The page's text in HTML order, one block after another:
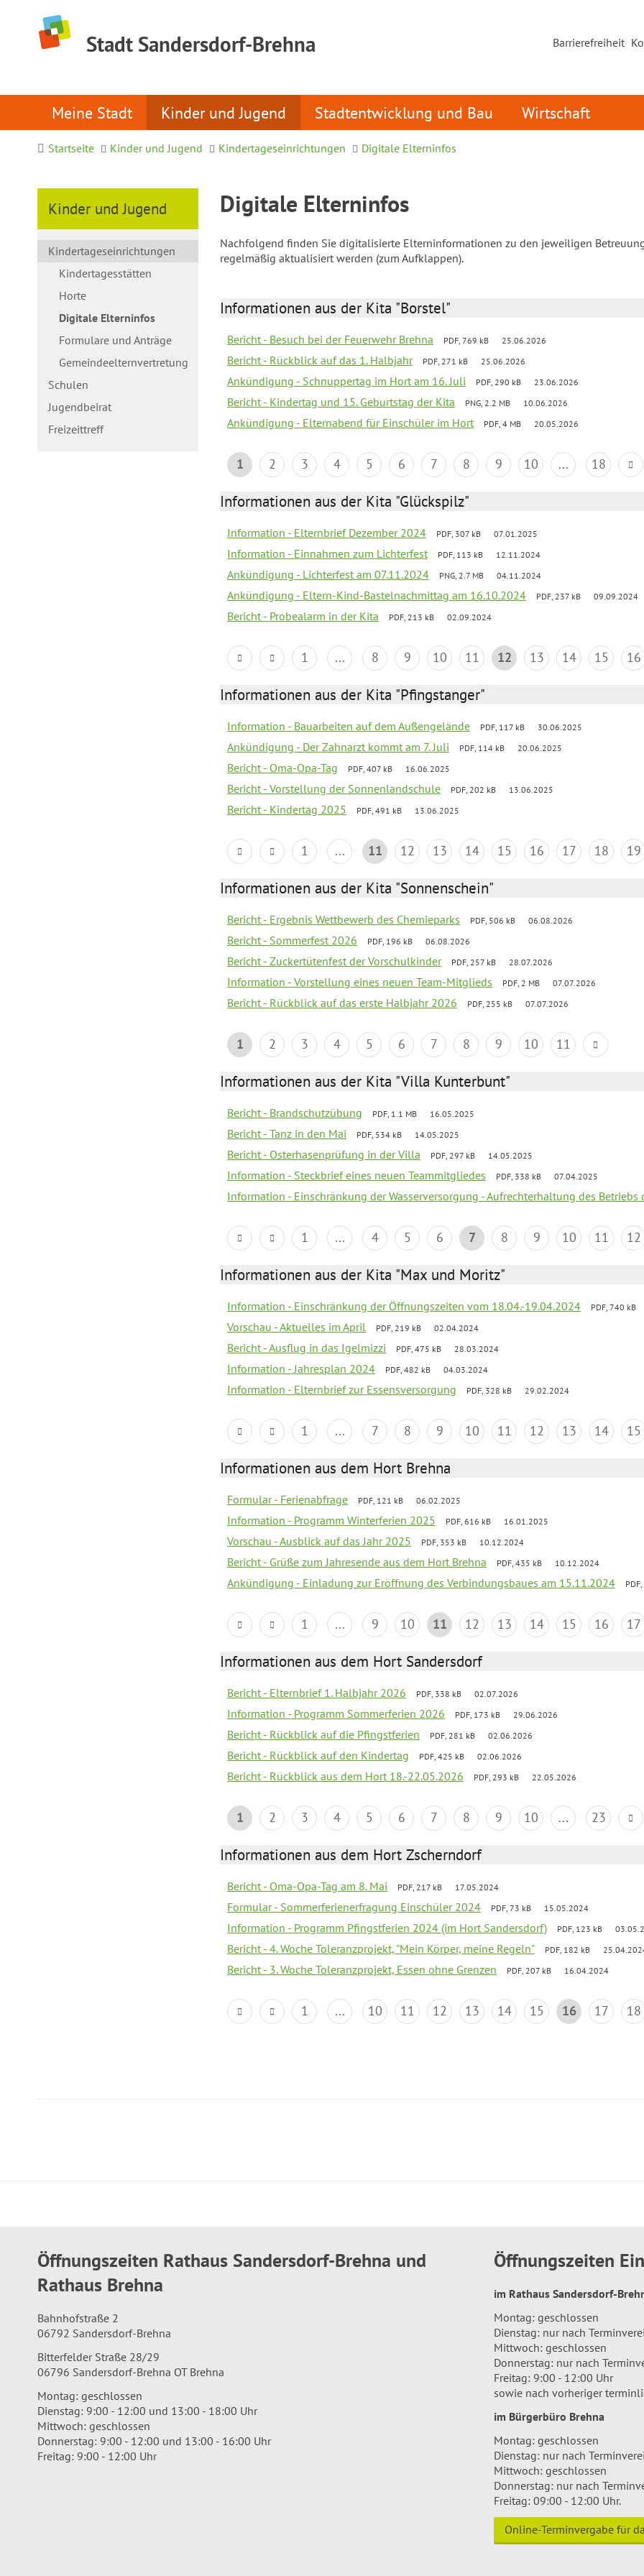
Stadt Sandersdorf-Brehna Barrierefreiheit
Meine Stadt Kinder und Jugend Stadtentwicklung und Bau Wirtschaft
Startseite Kinder und Jugend Kindertageseinrichtungen Digitale Elterninfos
Kinder und Jugend
Kindertageseinrichtungen
Kindertagesstätten
Horte
Digitale Elterninfos
Formulare und Anträge
Gemeindeelternvertretung
Schulen
Jugendbeirat
Freizeittreff
Digitale Elterninfos
Nachfolgend finden Sie digitalisierte Elterninformationen zu den jeweiligen
regelmäßig aktualisiert werden (zum Aufklappen).
Informationen aus der Kita "Borstel"
Bericht - Besuch bei der Feuerwehr Brehna PDF, 769 kB 25.06.2026
Bericht - Rückblick auf das 1. Halbjahr PDF, 271 kB 25.06.2026
Ankündigung - Schnuppertag im Hort am 16. Juli PDF, 290 kB 23.06.2026
Bericht - Kindertag und 15. Geburtstag der Kita PNG, 2.2 MB 10.06.2026
Ankündigung - Elternabend für Einschüler im Hort PDF, 4 MB 20.05.2026
1 2 3 4 5 6 7 8 9 10 ... 18
Informationen aus der Kita "Glückspilz"
Information - Elternbrief Dezember 2024 PDF, 307 kB 07.01.2025
Information - Einnahmen zum Lichterfest PDF, 113 kB 12.11.2024
Ankündigung - Lichterfest am 07.11.2024 PNG, 2.7 MB 04.11.2024
Ankündigung - Eltern-Kind-Bastelnachmittag am 16.10.2024 PDF, 237 kB 09.09.2024
Bericht - Probealarm in der Kita PDF, 213 kB 02.09.2024
1 ... 8 9 10 11 12 13 14 15 16
Informationen aus der Kita "Pfingstanger"
Information - Bauarbeiten auf dem Außengelände PDF, 117 kB 30.06.2025
Ankündigung - Der Zahnarzt kommt am 7. Juli PDF, 114 kB 20.06.2025
Bericht - Oma-Opa-Tag PDF, 407 kB 16.06.2025
Bericht - Vorstellung der Sonnenlandschule PDF, 202 kB 13.06.2025
Bericht - Kindertag 2025 PDF, 491 kB 13.06.2025
1 ... 11 12 13 14 15 16 17 18 19
Informationen aus der Kita "Sonnenschein"
Bericht - Ergebnis Wettbewerb des Chemieparks PDF, 506 kB 06.08.2026
Bericht - Sommerfest 2026 PDF, 196 kB 06.08.2026
Bericht - Zuckertütenfest der Vorschulkinder PDF, 257 kB 28.07.2026
Information - Vorstellung eines neuen Team-Mitglieds PDF, 2 MB 07.07.2026
Bericht - Rückblick auf das erste Halbjahr 2026 PDF, 255 kB 07.07.2026
1 2 3 4 5 6 7 8 9 10 11
Informationen aus der Kita "Villa Kunterbunt"
Bericht - Brandschutzübung PDF, 1.1 MB 16.05.2025
Bericht - Tanz in den Mai PDF, 534 kB 14.05.2025
Bericht - Osterhasenprüfung in der Villa PDF, 297 kB 14.05.2025
Information - Steckbrief eines neuen Teammitgliedes PDF, 338 kB 07.04.2025
Information - Einschränkung der Wasserversorgung - Aufrechterhaltung des Betriebs
1 ... 4 5 6 7 8 9 10 11 12
Informationen aus der Kita "Max und Moritz"
Information - Einschränkung der Öffnungszeiten vom 18.04.-19.04.2024 PDF, 740 kB
Vorschau - Aktuelles im April PDF, 219 kB 02.04.2024
Bericht - Ausflug in das Igelmizzi PDF, 475 kB 28.03.2024
Information - Jahresplan 2024 PDF, 482 kB 04.03.2024
Information - Elternbrief zur Essensversorgung PDF, 328 kB 29.02.2024
1 ... 7 8 9 10 11 12 13 14 15
Informationen aus dem Hort Brehna
Formular - Ferienabfrage PDF, 121 kB 06.02.2025
Information - Programm Winterferien 2025 PDF, 616 kB 16.01.2025
Vorschau - Ausblick auf das Jahr 2025 PDF, 353 kB 10.12.2024
Bericht - Grüße zum Jahresende aus dem Hort Brehna PDF, 435 kB 10.12.2024
Ankündigung - Einladung zur Eröffnung des Verbindungsbaues am 15.11.2024
1 ... 9 10 11 12 13 14 15 16 17
Informationen aus dem Hort Sandersdorf
Bericht - Elternbrief 1. Halbjahr 2026 PDF, 338 kB 02.07.2026
Information - Programm Sommerferien 2026 PDF, 173 kB 29.06.2026
Bericht - Rückblick auf die Pfingstferien PDF, 281 kB 02.06.2026
Bericht - Rückblick auf den Kindertag PDF, 425 kB 02.06.2026
Bericht - Rückblick aus dem Hort 18.-22.05.2026 PDF, 293 kB 22.05.2026
1 2 3 4 5 6 7 8 9 10 ... 23
Informationen aus dem Hort Zscherndorf
Bericht - Oma-Opa-Tag am 8. Mai PDF, 217 kB 17.05.2024
Formular - Sommerferienerfragung Einschüler 2024 PDF, 73 kB 15.05.2024
Information - Programm Pfingstferien 2024 (im Hort Sandersdorf) PDF, 123 kB
Bericht - 4. Woche Toleranzprojekt, "Mein Körper, meine Regeln" PDF, 182 kB
Bericht - 3. Woche Toleranzprojekt, Essen ohne Grenzen PDF, 207 kB 16.04.2024
1 ... 10 11 12 13 14 15 16 17 18
Öffnungszeiten Rathaus Sandersdorf-Brehna und
Rathaus Brehna
Bahnhofstraße 2
06792 Sandersdorf-Brehna
Bitterfelder Straße 28/29
06796 Sandersdorf-Brehna OT Brehna
Montag: geschlossen
Dienstag: 9:00 - 12:00 und 13:00 - 18:00 Uhr
Mittwoch: geschlossen
Donnerstag: 9:00 - 12:00 und 13:00 - 16:00 Uhr
Freitag: 9:00 - 12:00 Uhr
Öffnungszeiten
im Rathaus Sandersdorf-
Montag: geschlossen
Dienstag: nur nach
Mittwoch: geschlossen
Donnerstag: nur nach
Freitag: 9:00 - 12:00 Uhr
sowie nach vorheriger
im Bürgerbüro Brehna
Montag: geschlossen
Dienstag: nur nach
Mittwoch: geschlossen
Donnerstag: nur nach
Freitag: 09:00 - 12:00 Uhr.
Online-Terminvergabe für